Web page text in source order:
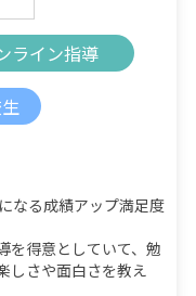
ライン指導
なる成績アップ満足度
を得意としていて、勉
しさや面白さを教え